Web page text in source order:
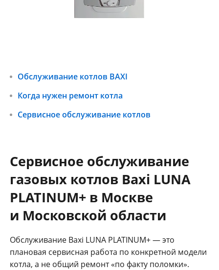
Обслуживание котлов BAXI
Когда нужен ремонт котла
Сервисное обслуживание котлов
Сервисное обслуживание
газовых котлов Baxi LUNA
PLATINUM+ в Москве
и Московской области
Обслуживание Baxi LUNA PLATINUM+ — это
плановая сервисная работа по конкретной модели
котла, а не общий ремонт «по факту поломки».